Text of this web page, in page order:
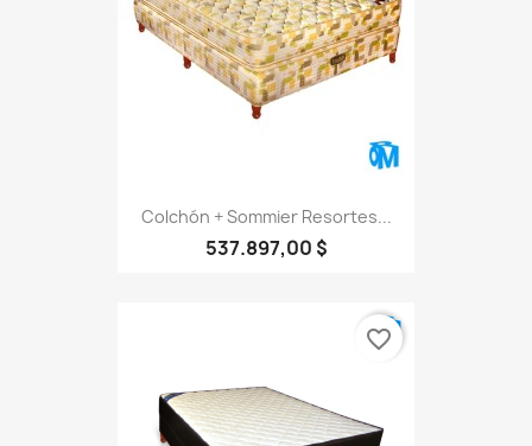
Colchón + Sommier Resortes...
537.897,00 $
favorite_border